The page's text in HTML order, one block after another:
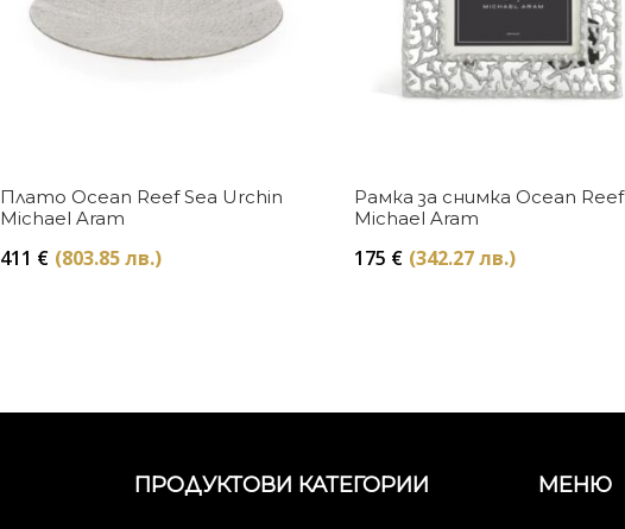
Купи
Плато Ocean Reef Sea Urchin
Michael Aram
411 € (803.85 лв.)
Купи
Рамка за снимка Ocean Reef
Michael Aram
175 € (342.27 лв.)
ПРОДУКТОВИ КАТЕГОРИИ МЕНЮ